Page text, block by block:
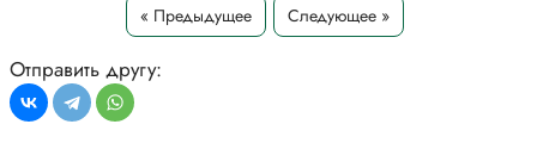
« Предыдущее Следующее »
Отправить другу: